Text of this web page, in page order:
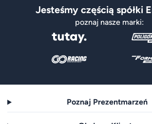
Jesteśmy częścią spółki
poznaj nasze marki:
Poznaj Prezentmarzeń